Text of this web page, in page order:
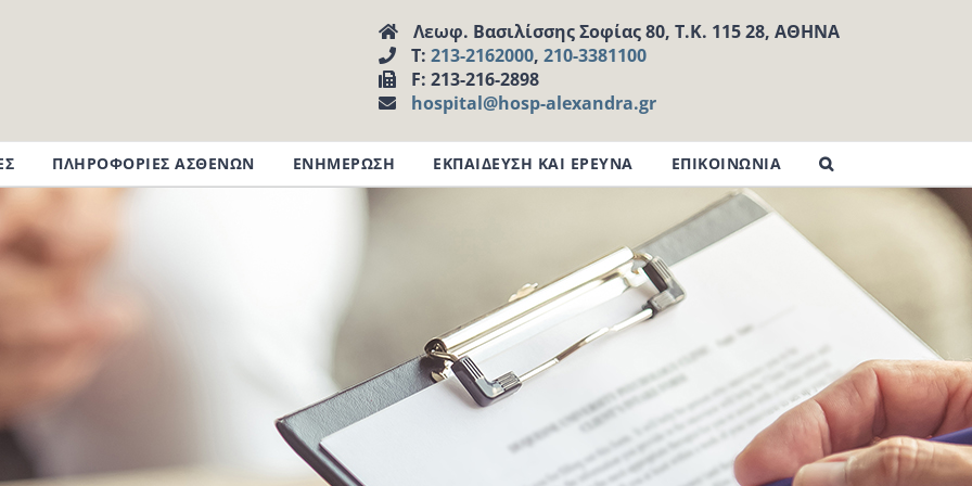
Λεωφ. Βασιλίσσης Σοφίας 80, Τ.Κ. 115 28, ΑΘΗΝΑ
Τ: 213-2162000, 210-3381100
F: 213-216-2898
hospital@hosp-alexandra.gr
ΠΛΗΡΟΦΟΡΙΕΣ ΑΣΘΕΝΩΝ ΕΝΗΜΕΡΩΣΗ ΕΚΠΑΙΔΕΥΣΗ ΚΑΙ ΕΡΕΥΝΑ ΕΠΙΚΟΙΝΩΝΙΑ